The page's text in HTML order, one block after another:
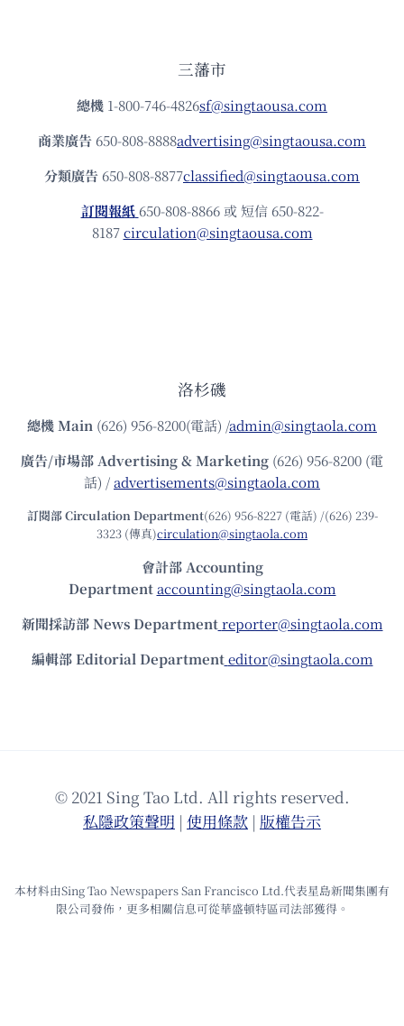
三藩市
總機 1-800-746-4826sf@singtaousa.com
商業廣告 650-808-8888advertising@singtaousa.com
分類廣告 650-808-8877classified@singtaousa.com
訂閱報紙 650-808-8866 或 短信 650-822-
8187circulation@singtaousa.com
洛杉磯
總機Main (626) 956-8200(電話) /admin@singtaola.com
廣告/市場部Advertising & Marketing (626) 956-8200 (電
話) /advertisements@singtaola.com
訂閱部 Circulation Department(626) 956-8227 (電話) /(626) 239-
3323 (傳真)circulation@singtaola.com
會計部 Accounting
Department accounting@singtaola.com
新聞採訪部 News Department reporter@singtaola.com
編輯部 Editorial Department editor@singtaola.com
© 2021 Sing Tao Ltd. All rights reserved.
私隱政策聲明 | 使⽤條款 | 版權告⽰
本材料由Sing Tao Newspapers San Francisco Ltd.代表星島新聞集團有
限公司發佈，更多相關信息可從華盛頓特區司法部獲得。